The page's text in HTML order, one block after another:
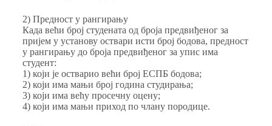
2) Предност у рангирању
Када већи број студената од броја предвиђеног за
пријем у установу оствари исти број бодова, предност
у рангирању до броја предвиђеног за упис има
студент:
1) који је остварио већи број ЕСПБ бодова;
2) који има мањи број година студирања;
3) који има већу просечну оцену;
4) који има мањи приход по члану породице.